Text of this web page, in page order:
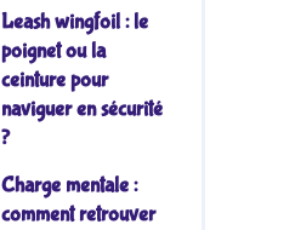
Leash wingfoil : le
poignet ou la
ceinture pour
naviguer en sécurité
?
Charge mentale :
comment retrouver